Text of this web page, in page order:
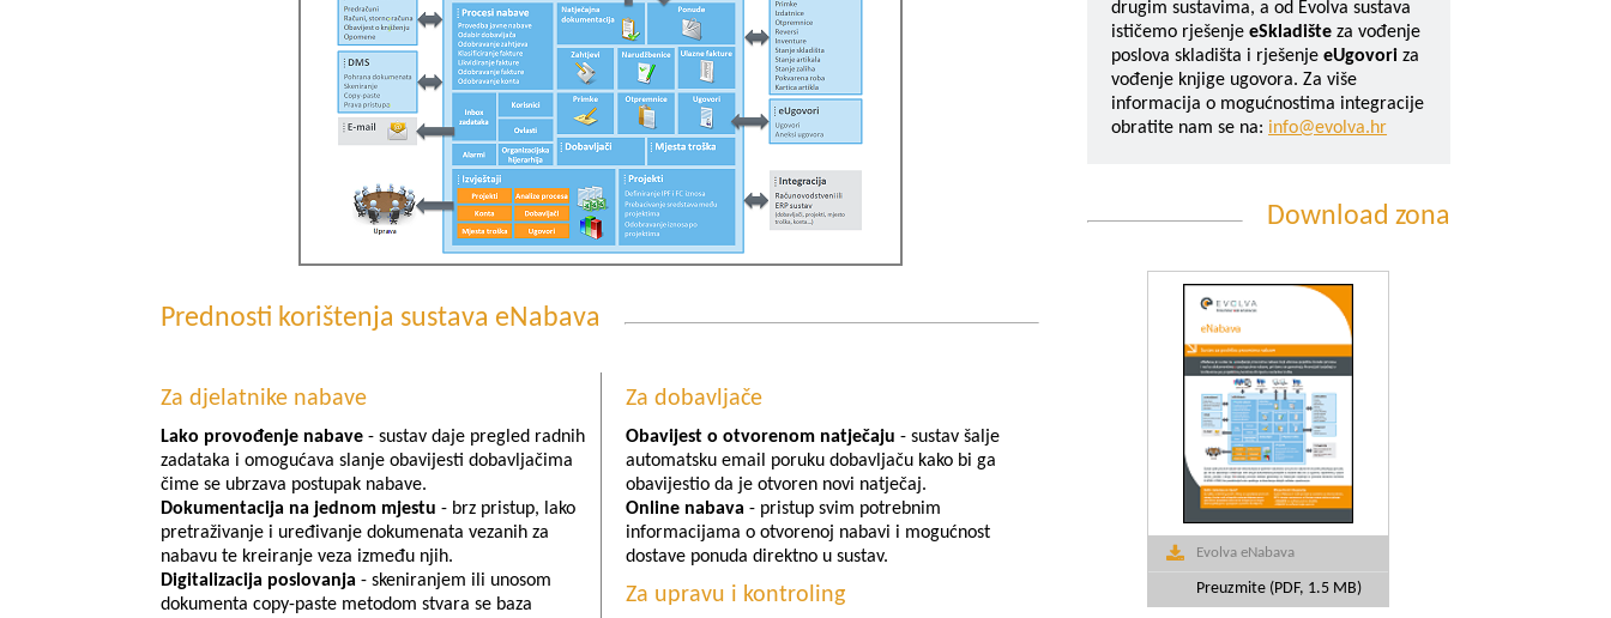
Prednosti korištenja sustava eNabava
Za djelatnike nabave
Lako provođenje nabave - sustav daje pregled radnih
zadataka i omogućava slanje obavijesti dobavljačima
čime se ubrzava postupak nabave.
Dokumentacija na jednom mjestu - brz pristup, lako
pretraživanje i uređivanje dokumenata vezanih za
nabavu te kreiranje veza između njih.
Digitalizacija poslovanja - skeniranjem ili unosom
dokumenta copy-paste metodom stvara se baza
Za dobavljače
Obavijest o otvorenom natječaju - sustav šalje
automatsku email poruku dobavljaču kako bi ga
obavijestio da je otvoren novi natječaj.
Online nabava - pristup svim potrebnim
informacijama o otvorenoj nabavi i mogućnost
dostave ponuda direktno u sustav.
Za upravu i kontroling
drugim sustavima, a od Evolva sustava
ističemo rješenjeeSkladište za vođenje
poslova skladišta i rješenjeeUgovori za
vođenje knjige ugovora. Za više
informacija o mogućnostima integracije
obratite nam se na: info@evolva.hr
Download zona
Evolva eNabava
Preuzmite (PDF, 1.5 MB)